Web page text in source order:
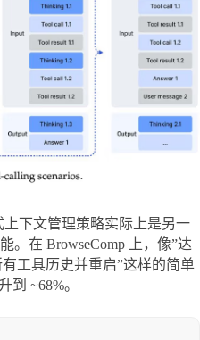
上下文管理策略实际上是另一
。在 BrowseComp 上，像”达
工具历史并重启”这样的简单
到 ~68%。